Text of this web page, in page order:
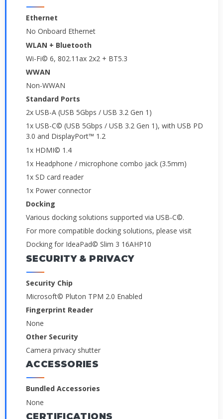
Ethernet
No Onboard Ethernet
WLAN + Bluetooth
Wi-Fi© 6, 802.11ax 2x2 + BT5.3
WWAN
Non-WWAN
Standard Ports
2x USB-A (USB 5Gbps / USB 3.2 Gen 1)
1x USB-C© (USB 5Gbps / USB 3.2 Gen 1), with USB PD
3.0 and DisplayPort™ 1.2
1x HDMI© 1.4
1x Headphone / microphone combo jack (3.5mm)
1x SD card reader
1x Power connector
Docking
Various docking solutions supported via USB-C©.
For more compatible docking solutions, please visit
Docking for IdeaPad© Slim 3 16AHP10
SECURITY & PRIVACY
Security Chip
Microsoft© Pluton TPM 2.0 Enabled
Fingerprint Reader
None
Other Security
Camera privacy shutter
ACCESSORIES
Bundled Accessories
None
CERTIFICATIONS